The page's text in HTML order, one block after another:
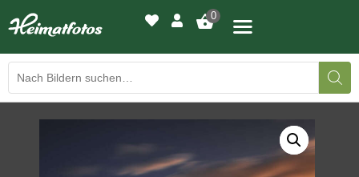
0
DRUCKQUALITÄTEN